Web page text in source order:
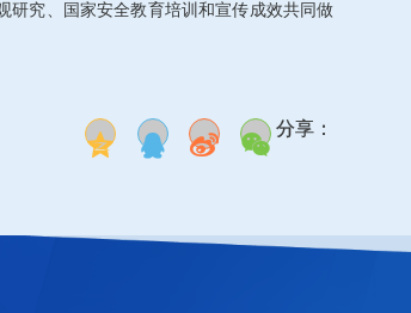
研究、国家安全教育培训和宣传成效共同做
分享：